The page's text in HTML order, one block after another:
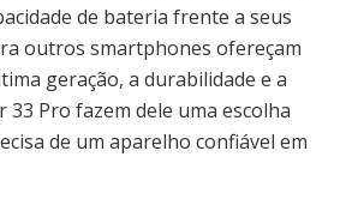
de bateria frente a seus
outros smartphones ofereçam
geração, a durabilidade e a
33 Pro fazem dele uma escolha
de um aparelho confiável em